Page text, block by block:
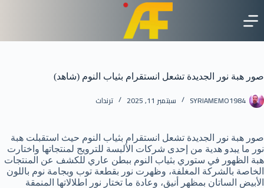
إلى
المحتوى
صور هبة نور الجديدة تشعل انستقرام بثياب النوم (شاهد)
SYRIAMEMO1984 سبتمبر 11, 2025 ترندات
صور هبة نور الجديدة تشعل انستقرام بثياب النوم حيث استقبلت هبة
نور ما يبدو هدية من إحدى شركات الألبسة للترويج لمنتجاتها واختارت
هبة الظهور في ستوري بثياب النوم ببطن عاري للكشف عن المنتجات
الخاصة بالشركة المغلفة، وظهرت نور بقطعة توب وبجامة نوم باللون
الأبيض الساتان بمظهر أنيق، وعادة ما تختار نور اطلالاتها المنمقة